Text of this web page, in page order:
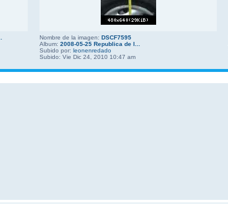
Nombre de la imagen: DSCF7595
Album: 2008-05-25 Republica de l...
Subido por: leonenredado
Subido: Vie Dic 24, 2010 10:47 am